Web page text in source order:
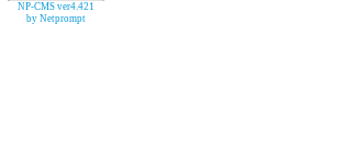
NP-CMS ver4.421
by Netprompt